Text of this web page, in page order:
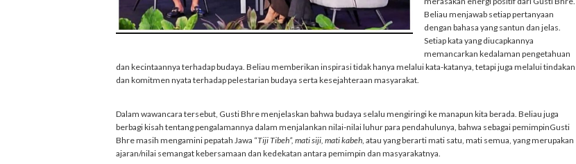
Beliau menjawab setiap pertanyaan
dengan bahasa yang santun dan jelas.
Setiap kata yang diucapkannya
memancarkan kedalaman pengetahuan
dan kecintaannya terhadap budaya. Beliau memberikan inspirasi tidak hanya melalui kata-katanya, tetapi juga melalui tindakan
dan komitmen nyata terhadap pelestarian budaya serta kesejahteraan masyarakat.
Dalam wawancara tersebut, Gusti Bhre menjelaskan bahwa budaya selalu mengiringi ke manapun kita berada. Beliau juga
berbagi kisah tentang pengalamannya dalam menjalankan nilai-nilai luhur para pendahulunya, bahwa sebagai pemimpinGusti
Bhre masih mengamini pepatah Jawa “Tiji Tibeh”, mati siji, mati kabeh , atau yang berarti mati satu, mati semua, yang merupakan
ajaran/nilai semangat kebersamaan dan kedekatan antara pemimpin dan masyarakatnya.